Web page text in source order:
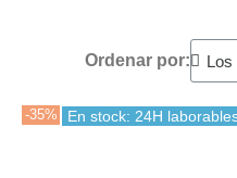
Ordenar por:
-35% En stock: 24H